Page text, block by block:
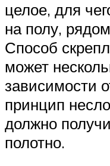
целое, для
на полу,
Способ
может
зависимости
принцип
должно
полотно.